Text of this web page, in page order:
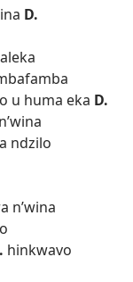
D.
u huma eka D.
ndzilo
n’wina
hinkwavo